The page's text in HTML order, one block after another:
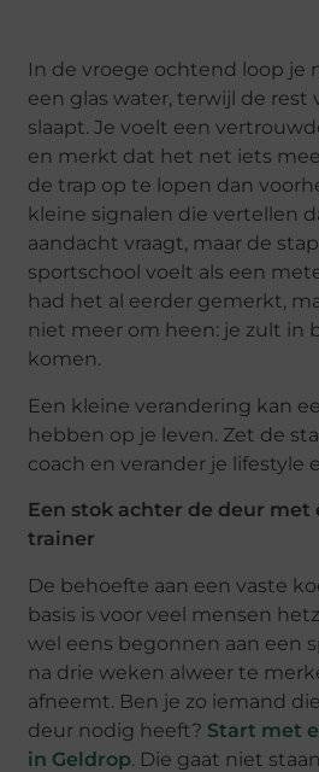
In de vroege ochtend loop je
een glas water, terwijl de rest
slaapt. Je voelt een
en merkt dat het net iets
de trap op te lopen dan
kleine signalen die vertellen
aandacht vraagt, maar de
sportschool voelt als een
had het al eerder gemerkt,
niet meer om heen: je zult in
komen.
Een kleine verandering kan
hebben op je leven. Zet de
coach en verander je lifestyle
Een stok achter de deur met
trainer
De behoefte aan een vaste
basis is voor veel mensen
wel eens begonnen aan een
na drie weken alweer te
afneemt. Ben je zo iemand
deur nodig heeft? Start met
in Geldrop. Die gaat niet